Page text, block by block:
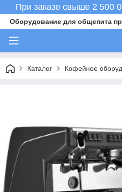
При заказе свыше 2 500
Оборудование для общепита
Каталог Кофейное